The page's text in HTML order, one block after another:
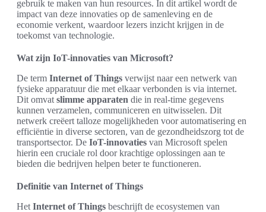
gebruik te maken van hun resources. In dit artikel wordt de
impact van deze innovaties op de samenleving en de
economie verkent, waardoor lezers inzicht krijgen in de
toekomst van technologie.
Wat zijn IoT-innovaties van Microsoft?
De term Internet of Things verwijst naar een netwerk van
fysieke apparatuur die met elkaar verbonden is via internet.
Dit omvat slimme apparaten die in real-time gegevens
kunnen verzamelen, communiceren en uitwisselen. Dit
netwerk creëert talloze mogelijkheden voor automatisering en
efficiëntie in diverse sectoren, van de gezondheidszorg tot de
transportsector. De IoT-innovaties van Microsoft spelen
hierin een cruciale rol door krachtige oplossingen aan te
bieden die bedrijven helpen beter te functioneren.
Definitie van Internet of Things
Het Internet of Things beschrijft de ecosystemen van